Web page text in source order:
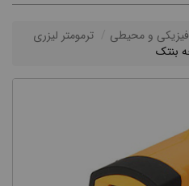
فیزیکی و محیطی
ترمومتر لیزری